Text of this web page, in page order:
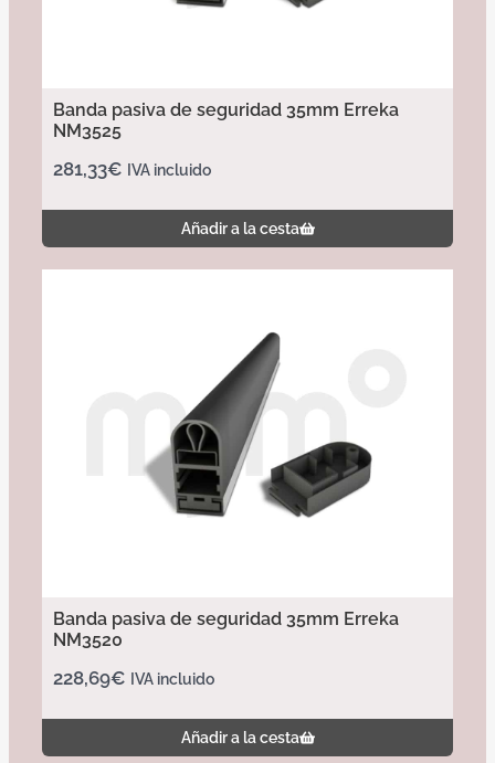
Banda pasiva de seguridad 35mm Erreka
NM3525
281,33€ IVA incluido
Añadir a la cesta
Banda pasiva de seguridad 35mm Erreka
NM3520
228,69€ IVA incluido
Añadir a la cesta